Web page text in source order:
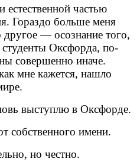
естественной частью
Гораздо больше меня
другое — осознание того,
Оксфорда, по-
совершенно иначе.
мне кажется, нашло
выступлю в Оксфорде.
собственного имени.
но честно.